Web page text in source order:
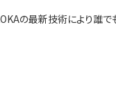
の最新技術により誰で